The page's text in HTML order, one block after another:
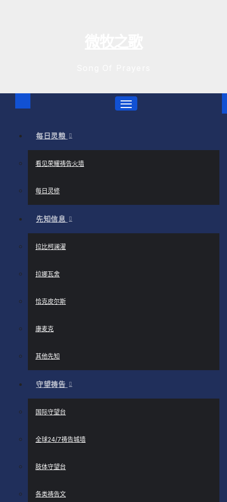
每日灵粮
看见荣耀祷告火墙
每日灵修
先知信息
拉比柯澜濯
拉娜瓦舍
恰克皮尔斯
康麦克
其他先知
守望祷告
国际守望台
全球24/7祷告城墙
肢体守望台
各类祷告文